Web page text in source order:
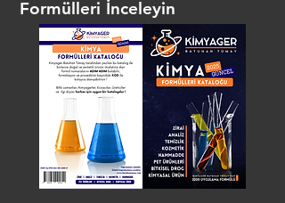
Formülleri İnceleyin